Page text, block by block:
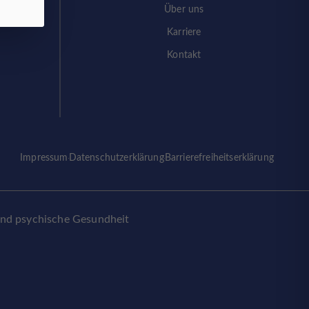
Über uns
Karriere
Kontakt
ImpressumDatenschutzerklärungBarrierefreiheitserklärung
psychische Gesundheit